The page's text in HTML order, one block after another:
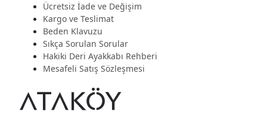
Ücretsiz İade ve Değişim
Kargo ve Teslimat
Beden Klavuzu
Sıkça Sorulan Sorular
Hakiki Deri Ayakkabı Rehberi
Mesafeli Satış Sözleşmesi